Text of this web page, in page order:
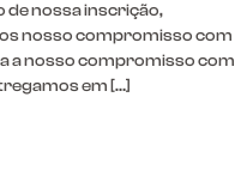
de nossa inscrição,
nosso compromisso com
a nosso compromisso com
em […]